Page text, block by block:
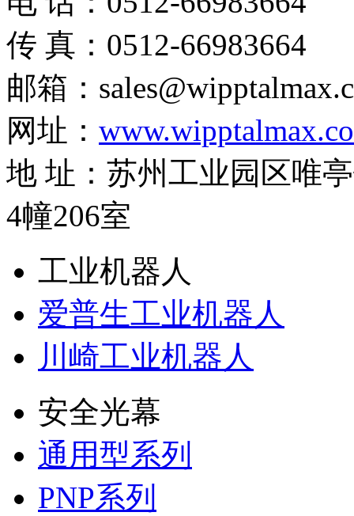
传 真：0512-66983664
邮箱：
网址：
地 址：苏州工业园区唯
4幢206室
工业机器人
爱普生工业机器人
川崎工业机器人
安全光幕
通用型系列
PNP系列